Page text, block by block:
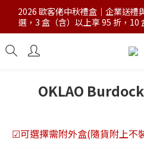
2026 歐客佬中秋禮盒｜企業送禮
選，3 盒（含）以上享 95 折，10
OKLAO
☑可選擇需附外盒(隨貨附上不